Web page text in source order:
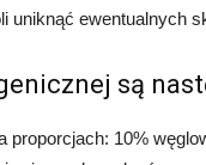
uniknąć ewentualnych
są
proporcjach: 10%